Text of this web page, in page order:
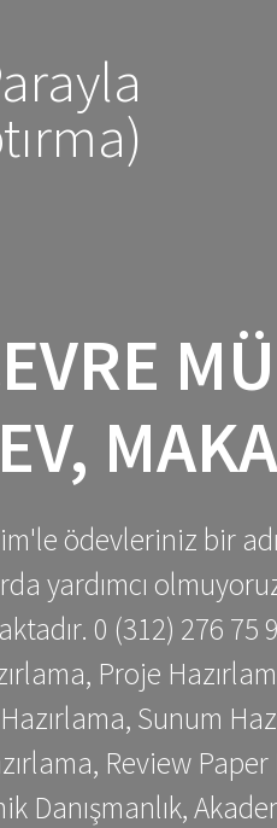
ödevleriniz bir
yardımcı
0 (312) 276
Proje
Sunum
Review
Danışmanlık,